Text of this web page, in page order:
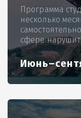
Программа
несколько
сфере